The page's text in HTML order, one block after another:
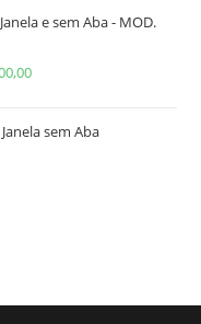
e sem Aba - MOD.
sem Aba